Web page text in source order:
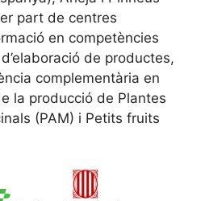
part de centres
en competències
de productes,
complementària en
la producció de Plantes
(PAM) i Petits fruits